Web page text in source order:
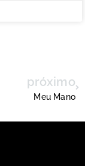
próximo
Meu Mano